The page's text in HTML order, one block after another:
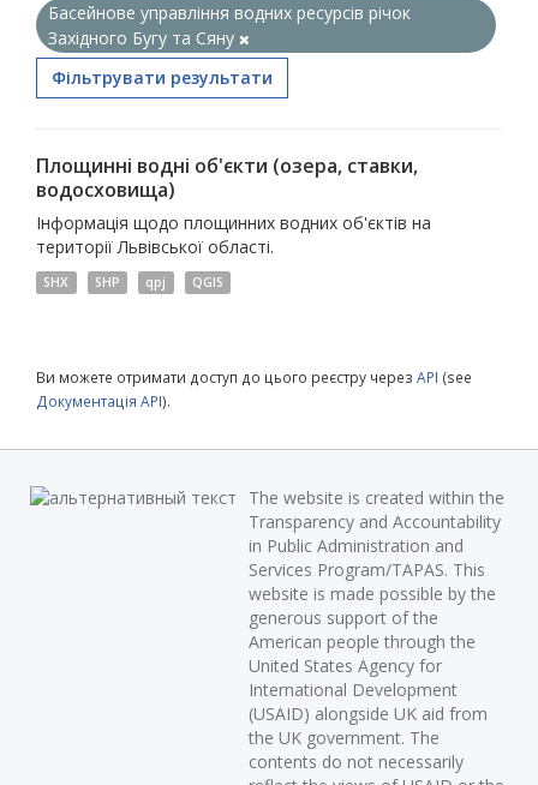
Басейнове управління водних ресурсів річок
Західного Бугу та Сяну
Фільтрувати результати
Площинні водні об'єкти (озера, ставки,
водосховища)
Інформація щодо площинних водних об'єктів на
території Львівської області.
SHX SHP qpj QGIS
Ви можете отримати доступ до цього реєстру через API (see
Документація API).
The website is created within the
Transparency and Accountability
in Public Administration and
Services Program/TAPAS. This
website is made possible by the
generous support of the
American people through the
United States Agency for
International Development
(USAID) alongside UK aid from
the UK government. The
contents do not necessarily